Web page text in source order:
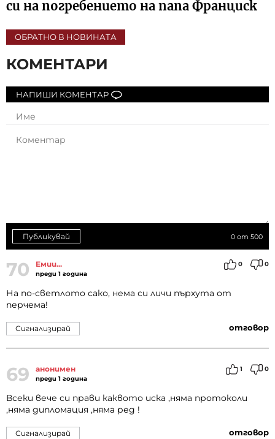
си на погребението на папа Франциск
ОБРАТНО В НОВИНАТА
КОМЕНТАРИ
НАПИШИ КОМЕНТАР
0 от 500
Публикувай
70 Емии...
преди 1 година
0 0
На по-светлото сако, нема си личи пърхута от
перчема!
отговор
Сигнализирай
69 анонимен
преди 1 година
1 0
Всеки вече си прави каквото иска ,няма протоколи
,няма дипломация ,няма ред !
отговор
Сигнализирай